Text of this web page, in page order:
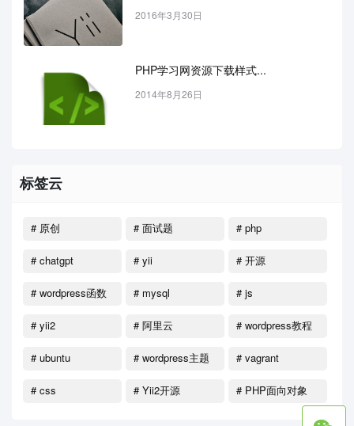
2016年3月30日
PHP学习网资源下载样式...
2014年8月26日
标签云
# 原创 # 面试题 # php
# chatgpt # yii # 开源
# wordpress函数 # mysql # js
# yii2 # 阿里云 # wordpress教程
# ubuntu # wordpress主题 # vagrant
# css # Yii2开源 # PHP面向对象